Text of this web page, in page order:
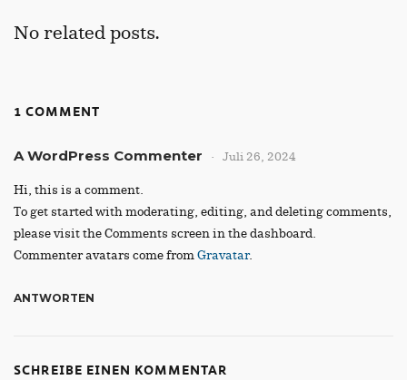
No related posts.
1 COMMENT
A WordPress Commenter Juli 26, 2024
Hi, this is a comment.
To get started with moderating, editing, and deleting comments,
please visit the Comments screen in the dashboard.
Commenter avatars come fromGravatar.
ANTWORTEN
SCHREIBE EINEN KOMMENTAR